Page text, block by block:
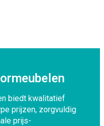
biedt kwalitatief
prijzen, zorgvuldig
prijs-